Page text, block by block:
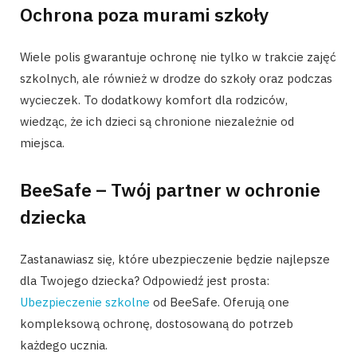
Ochrona poza murami szkoły
Wiele polis gwarantuje ochronę nie tylko w trakcie zajęć
szkolnych, ale również w drodze do szkoły oraz podczas
wycieczek. To dodatkowy komfort dla rodziców,
wiedząc, że ich dzieci są chronione niezależnie od
miejsca.
BeeSafe – Twój partner w ochronie
dziecka
Zastanawiasz się, które ubezpieczenie będzie najlepsze
dla Twojego dziecka? Odpowiedź jest prosta:
Ubezpieczenie szkolne od BeeSafe. Oferują one
kompleksową ochronę, dostosowaną do potrzeb
każdego ucznia.